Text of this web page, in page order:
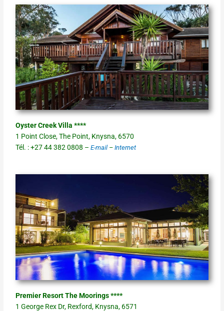
Oyster Creek Villa ****
1 Point Close, The Point, Knysna, 6570
Tél. : +27 44 382 0808 – E-mail –Internet
Premier Resort The Moorings ****
1 George Rex Dr, Rexford, Knysna, 6571